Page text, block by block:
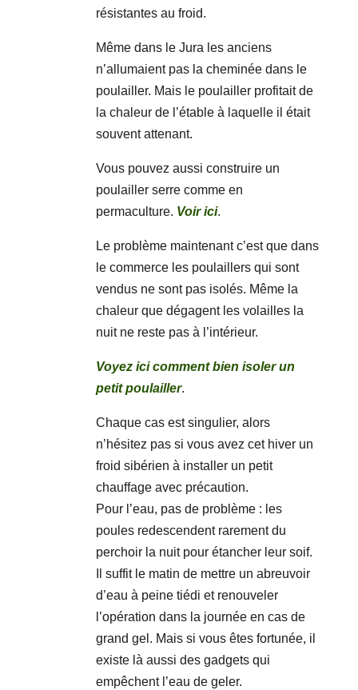
résistantes au froid.
Même dans le Jura les anciens
n’allumaient pas la cheminée dans le
poulailler. Mais le poulailler profitait de
la chaleur de l’étable à laquelle il était
souvent attenant.
Vous pouvez aussi construire un
poulailler serre comme en
permaculture. Voir ici.
Le problème maintenant c’est que dans
le commerce les poulaillers qui sont
vendus ne sont pas isolés. Même la
chaleur que dégagent les volailles la
nuit ne reste pas à l’intérieur.
Voyez ici comment bien isoler un
petit poulailler.
Chaque cas est singulier, alors
n’hésitez pas si vous avez cet hiver un
froid sibérien à installer un petit
chauffage avec précaution.
Pour l’eau, pas de problème : les
poules redescendent rarement du
perchoir la nuit pour étancher leur soif.
Il suffit le matin de mettre un abreuvoir
d’eau à peine tiédi et renouveler
l’opération dans la journée en cas de
grand gel. Mais si vous êtes fortunée, il
existe là aussi des gadgets qui
empêchent l’eau de geler.